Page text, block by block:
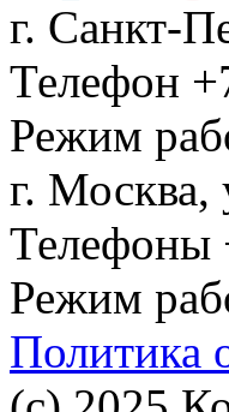
г. Санкт-
Телефон
Режим
г. Москва,
Телефоны
Режим
Политика